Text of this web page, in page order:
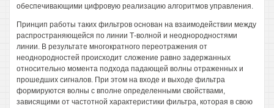
обеспечивающими цифровую реализацию алгоритмов управления.
Принцип работы таких фильтров основан на взаимодействии между
распространяющейся по линии Т-волной и неоднородностями
линии. В результате многократного переотражения от
неоднородностей происходит сложение равно задержанных
относительно момента подхода падающей волны отраженных и
прошедших сигналов. При этом на входе и выходе фильтра
формируются волны с вполне определенными свойствами,
зависящими от частотной характеристики фильтра, которая в свою